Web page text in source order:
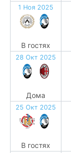
1 Ноя 2025
В гостях
28 Окт 2025
Дома
25 Окт 2025
В гостях